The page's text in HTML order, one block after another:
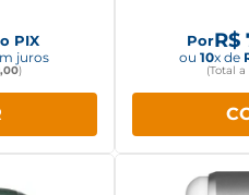
PIX
juros
,00)
PorR$
ou 10x de
(Total